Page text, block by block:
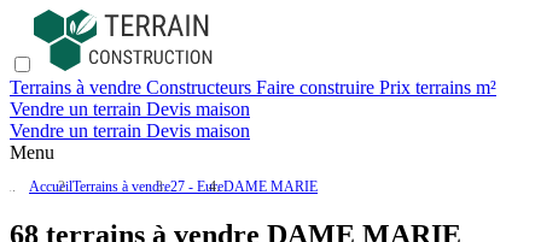
Terrains à vendre Constructeurs Faire construire Prix terrains m²
Vendre un terrain Devis maison
Vendre un terrain Devis maison
Menu
AccueilTerrains à vendre27 - EureDAME MARIE
68 terrains à vendre DAME MARIE